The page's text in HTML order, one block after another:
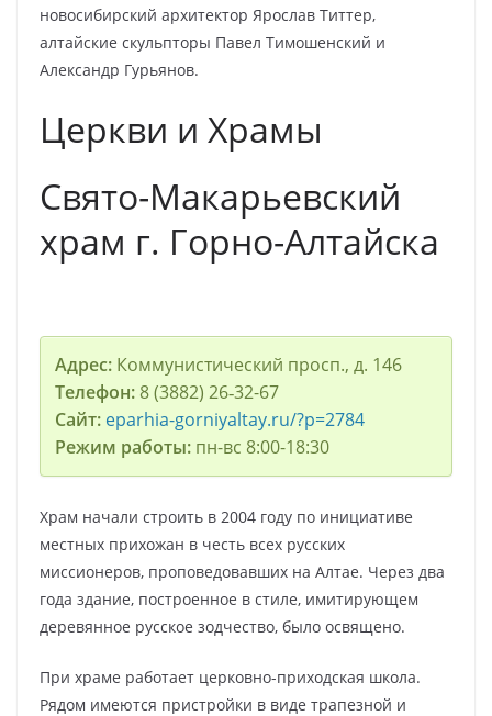
новосибирский архитектор Ярослав Титтер,
алтайские скульпторы Павел Тимошенский и
Александр Гурьянов.
Церкви и Храмы
Свято-Макарьевский
храм г. Горно-Алтайска
Адрес:Коммунистический просп., д. 146
Телефон:8 (3882) 26‑32-67
Сайт: eparhia-gorniyaltay.ru/?p=2784
Режим работы:пн-вс 8:00-18:30
Храм начали строить в 2004 году по инициативе
местных прихожан в честь всех русских
миссионеров, проповедовавших на Алтае. Через два
года здание, построенное в стиле, имитирующем
деревянное русское зодчество, было освящено.
При храме работает церковно-приходская школа.
Рядом имеются пристройки в виде трапезной и